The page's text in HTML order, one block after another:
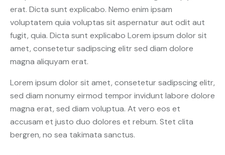
erat. Dicta sunt explicabo. Nemo enim ipsam
voluptatem quia voluptas sit aspernatur aut odit aut
fugit, quia. Dicta sunt explicabo Lorem ipsum dolor sit
amet, consetetur sadipscing elitr sed diam dolore
magna aliquyam erat.
Lorem ipsum dolor sit amet, consetetur sadipscing elitr,
sed diam nonumy eirmod tempor invidunt labore dolore
magna erat, sed diam voluptua. At vero eos et
accusam et justo duo dolores et rebum. Stet clita
bergren, no sea takimata sanctus.